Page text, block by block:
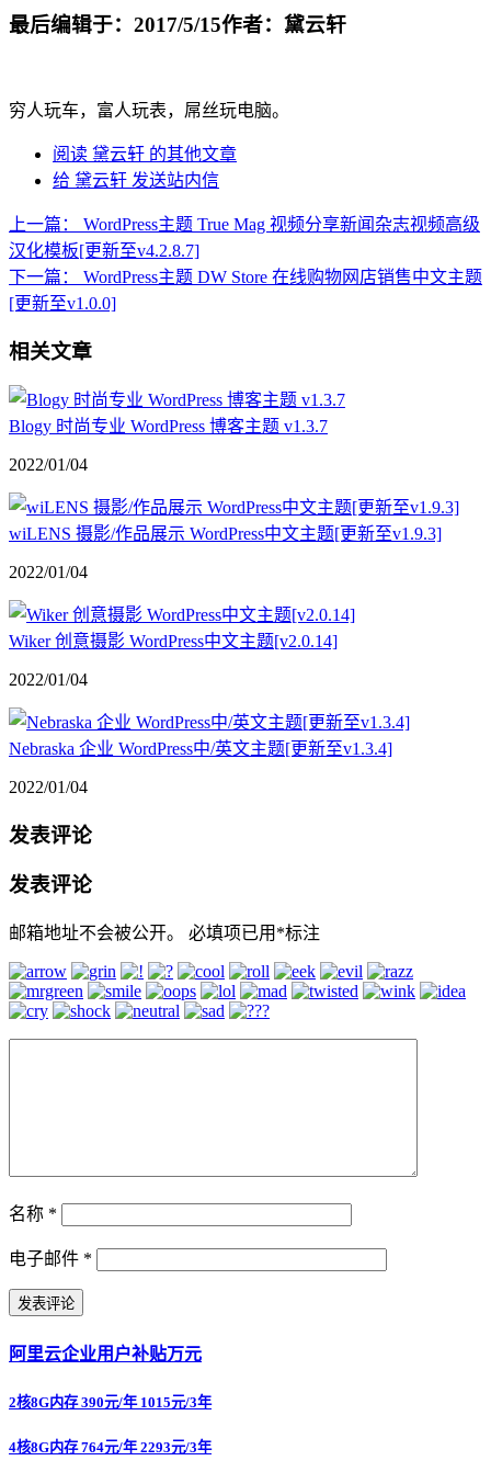
最后编辑于：2017/5/15作者：黛云轩
穷人玩车，富人玩表，屌丝玩电脑。
阅读 黛云轩 的其他文章
给 黛云轩 发送站内信
上一篇：
WordPress主题 True Mag 视频分享新闻杂志视频高级
汉化模板[更新至v4.2.8.7]
下一篇：
WordPress主题 DW Store 在线购物网店销售中文主题
[更新至v1.0.0]
相关文章
Blogy 时尚专业 WordPress 博客主题 v1.3.7
2022/01/04
wiLENS 摄影/作品展示 WordPress中文主题[更新至v1.9.3]
2022/01/04
Wiker 创意摄影 WordPress中文主题[v2.0.14]
2022/01/04
Nebraska 企业 WordPress中/英文主题[更新至v1.3.4]
2022/01/04
发表评论
发表评论
邮箱地址不会被公开。 必填项已用 *标注
名称 *
电子邮件 *
阿里云企业用户补贴万元
2核8G内存 390元/年 1015元/3年
4核8G内存 764元/年 2293元/3年